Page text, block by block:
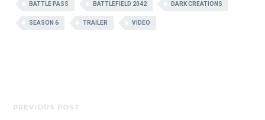
BATTLE PASS BATTLEFIELD 2042 DARK CREATIONS
SEASON 6 TRAILER VIDEO
PREVIOUS POST